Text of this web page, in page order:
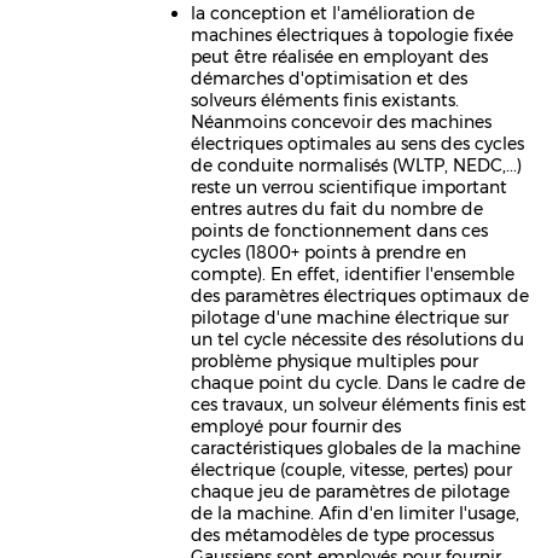
la conception et l'amélioration de
machines électriques à topologie fixée
peut être réalisée en employant des
démarches d'optimisation et des
solveurs éléments finis existants.
Néanmoins concevoir des machines
électriques optimales au sens des cycles
de conduite normalisés (WLTP, NEDC,...)
reste un verrou scientifique important
entres autres du fait du nombre de
points de fonctionnement dans ces
cycles (1800+ points à prendre en
compte). En effet, identifier l'ensemble
des paramètres électriques optimaux de
pilotage d'une machine électrique sur
un tel cycle nécessite des résolutions du
problème physique multiples pour
chaque point du cycle. Dans le cadre de
ces travaux, un solveur éléments finis est
employé pour fournir des
caractéristiques globales de la machine
électrique (couple, vitesse, pertes) pour
chaque jeu de paramètres de pilotage
de la machine. Afin d'en limiter l'usage,
des métamodèles de type processus